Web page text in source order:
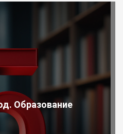
Образование